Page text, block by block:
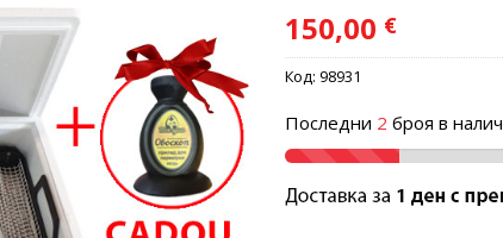
Add to
wishlist
150,00 €
Код: 98931
Последни 2 броя в